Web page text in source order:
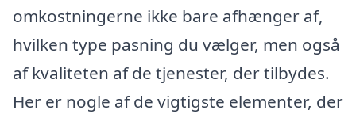
omkostningerne ikke bare afhænger af,
hvilken type pasning du vælger, men også
af kvaliteten af de tjenester, der tilbydes.
Her er nogle af de vigtigste elementer, der